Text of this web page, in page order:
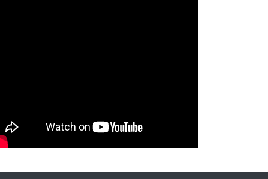
NYXmag 2. Yaş Kutlama Etkinliği